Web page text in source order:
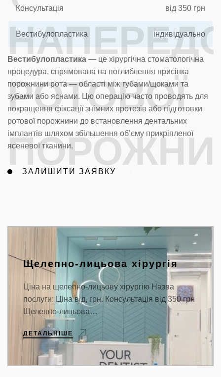
РОТОВОЇ
ЛЬВІВ
Консультація від 350 грн
Вестибулопластика індивідуально
Вестибулопластика — це хірургічна стоматологічна
процедура, спрямована на поглиблення присінка
порожнини рота — області між губами/щоками та
зубами або яснами. Цю операцію часто проводять для
покращення фіксації знімних протезів або підготовки
ротової порожнини до встановлення дентальних
імплантів шляхом збільшення об’єму прикріпленої
ясеневої тканини.
ЗАЛИШИТИ ЗАЯВКУ
Щелепно-лицьова хірургія
Ціна на щелепно-лицьову хірургію Назва
послуги: Ціна від, грн. Консультація від 350 грн
Щелепно-лицьова…
ДЕТАЛЬНІШЕ